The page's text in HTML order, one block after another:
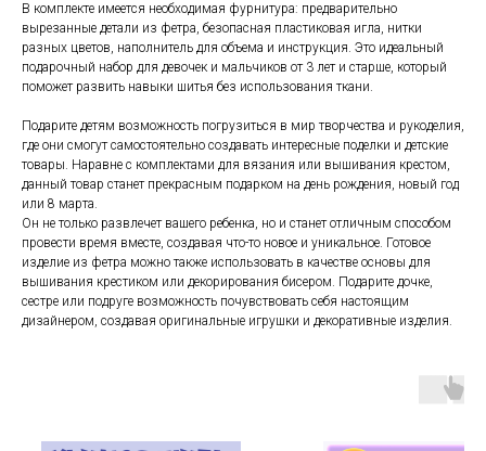
В комплекте имеется необходимая фурнитура: предварительно
вырезанные детали из фетра, безопасная пластиковая игла, нитки
разных цветов, наполнитель для объема и инструкция. Это идеальный
подарочный набор для девочек и мальчиков от 3 лет и старше, который
поможет развить навыки шитья без использования ткани.
Подарите детям возможность погрузиться в мир творчества и рукоделия,
где они смогут самостоятельно создавать интересные поделки и детские
товары. Наравне с комплектами для вязания или вышивания крестом,
данный товар станет прекрасным подарком на день рождения, новый год
или 8 марта.
Он не только развлечет вашего ребенка, но и станет отличным способом
провести время вместе, создавая что-то новое и уникальное. Готовое
изделие из фетра можно также использовать в качестве основы для
вышивания крестиком или декорирования бисером. Подарите дочке,
сестре или подруге возможность почувствовать себя настоящим
дизайнером, создавая оригинальные игрушки и декоративные изделия.